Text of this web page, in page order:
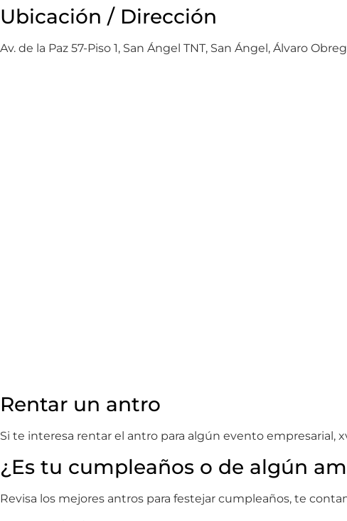
Ubicación / Dirección
Av. de la Paz 57-Piso 1, San Ángel TNT, San Ángel, Álvaro
Rentar un antro
Si te interesa rentar el antro para algún evento empresarial,
¿Es tu cumpleaños o de algún
Revisa los mejores antros para festejar cumpleaños, te